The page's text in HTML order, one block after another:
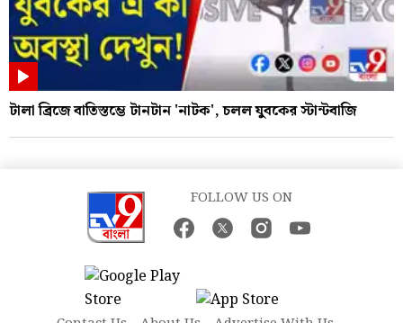
টালা ব্রিজে বাতিস্তম্ভে টানটান 'নাটক', চলল যুবকের স্টান্টবাজি
FOLLOW US ON